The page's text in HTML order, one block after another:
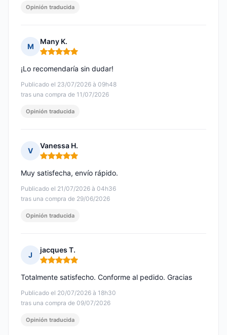
Opinión traducida
M
Many K.
Nota: 5 de 5
Publicado el 23/07/2026 à 09h48
tras una compra de 11/07/2026
¡Lo recomendaría sin dudar!
Opinión traducida
V
Vanessa H.
Nota: 5 de 5
Publicado el 21/07/2026 à 04h36
tras una compra de 29/06/2026
Muy satisfecha, envío rápido.
Opinión traducida
J
jacques T.
Nota: 5 de 5
Publicado el 20/07/2026 à 18h30
tras una compra de 09/07/2026
Totalmente satisfecho. Conforme al pedido. Gracias
Opinión traducida